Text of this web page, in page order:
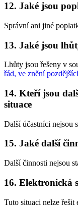
12. Jaké jsou
Správní ani jiné
13. Jaké jsou
Lhůty jsou řešeny v
řád, ve znění
14. Kteří jsou
situace
Další účastníci nejsou
15. Jaké další
Další činnosti nejsou
16. Elektronická
Tuto situaci nelze řešit